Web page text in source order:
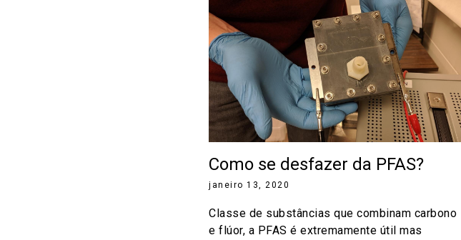
Como se desfazer da PFAS?
janeiro 13, 2020
Classe de substâncias que combinam carbono
e flúor, a PFAS é extremamente útil mas